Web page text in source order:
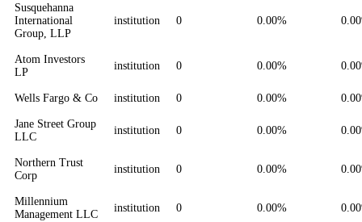
Susquehanna
International
Group, LLP
institution 0 0.00%
Atom Investors
LP
institution 0 0.00%
Wells Fargo & Co institution 0 0.00%
Jane Street Group
LLC
institution 0 0.00%
Northern Trust
Corp
institution 0 0.00%
Millennium
Management LLC
institution 0 0.00%